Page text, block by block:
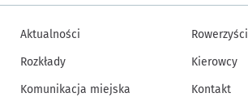
Aktualności
Rozkłady
Komunikacja miejska
Rowerzyści
Kierowcy
Kontakt